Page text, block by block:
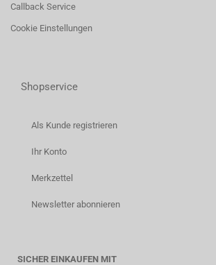
Callback Service
Cookie Einstellungen
Shopservice
Als Kunde registrieren
Ihr Konto
Merkzettel
Newsletter abonnieren
SICHER EINKAUFEN MIT